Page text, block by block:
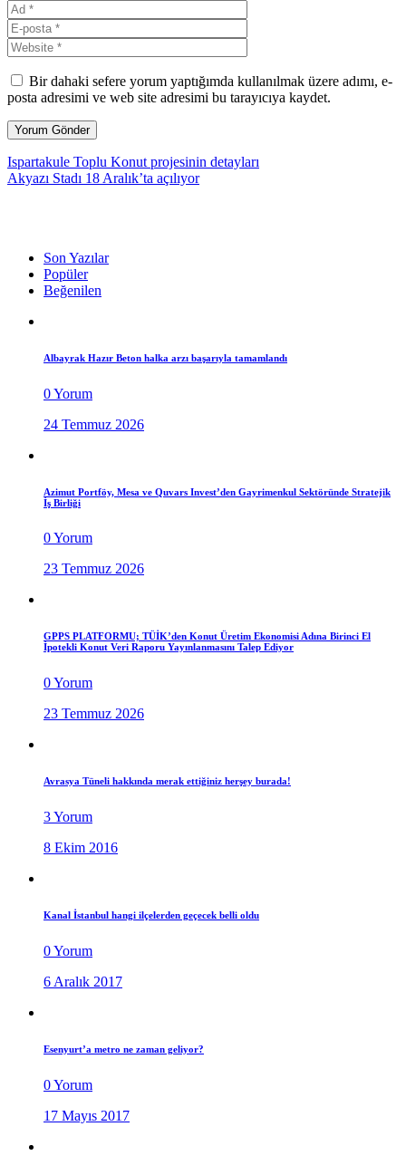
Bir dahaki sefere yorum yaptığımda kullanılmak üzere adımı, e-
posta adresimi ve web site adresimi bu tarayıcıya kaydet.
Ispartakule Toplu Konut projesinin detayları
Akyazı Stadı 18 Aralık’ta açılıyor
Son Yazılar
Popüler
Beğenilen
Albayrak Hazır Beton halka arzı başarıyla tamamlandı
0 Yorum
24 Temmuz 2026
Azimut Portföy, Mesa ve Quvars Invest’den Gayrimenkul Sektöründe Stratejik
İş Birliği
0 Yorum
23 Temmuz 2026
GPPS PLATFORMU; TÜİK’den Konut Üretim Ekonomisi Adına Birinci El
İpotekli Konut Veri Raporu Yayınlanmasını Talep Ediyor
0 Yorum
23 Temmuz 2026
Avrasya Tüneli hakkında merak ettiğiniz herşey burada!
3 Yorum
8 Ekim 2016
Kanal İstanbul hangi ilçelerden geçecek belli oldu
0 Yorum
6 Aralık 2017
Esenyurt’a metro ne zaman geliyor?
0 Yorum
17 Mayıs 2017